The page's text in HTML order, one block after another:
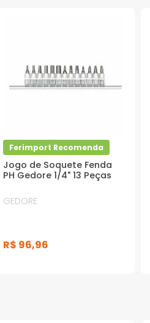
Ferimport Recomenda
Jogo de Soquete Fenda
PH Gedore 1/4" 13 Peças
GEDORE
R$ 96,96